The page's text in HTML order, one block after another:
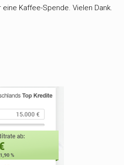
Kaffee-Spende. Vielen Dank.